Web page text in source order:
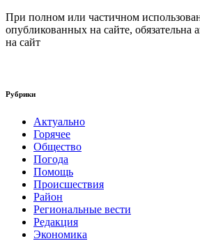
При полном или частичном
опубликованных на сайте, обязательна
на сайт
Рубрики
Актуально
Горячее
Общество
Погода
Помощь
Происшествия
Район
Региональные вести
Редакция
Экономика